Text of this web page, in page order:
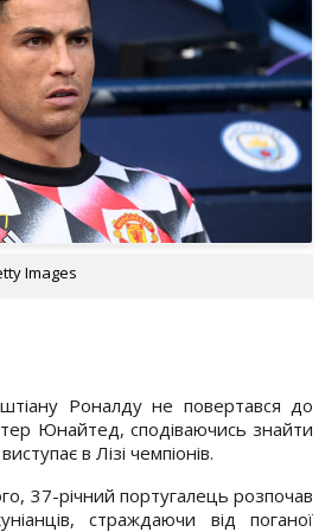
Images
Роналду не повертався до
Юнайтед, сподіваючись знайти
в Лізі чемпіонів.
37-річний португалець розпочав
страждаючи від поганої